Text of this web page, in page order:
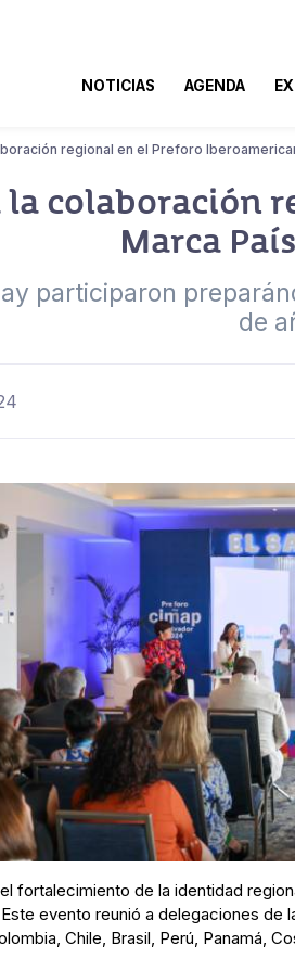
NOTICIAS AGENDA
regional en el Preforo
colaboración
Marca
participaron
de
fortalecimiento de la identidad
evento reunió a delegaciones de
Chile, Brasil, Perú, Panamá,